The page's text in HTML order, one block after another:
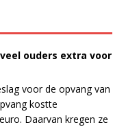
ouders extra voor
voor de opvang van
kostte
Daarvan kregen ze